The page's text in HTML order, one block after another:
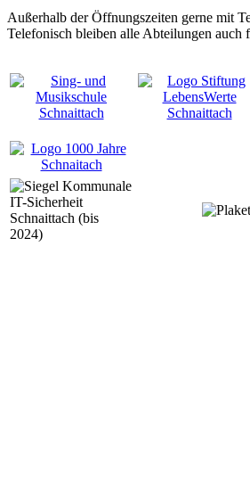
Außerhalb der Öffnungszeiten gerne mit
Telefonisch bleiben alle Abteilungen auch